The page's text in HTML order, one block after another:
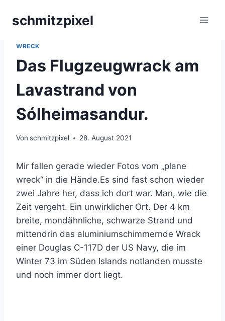
Inhaltschmitzpixel
WRECK
Das Flugzeugwrack am
Lavastrand von
Sólheimasandur.
Von schmitzpixel 28. August 2021
Mir fallen gerade wieder Fotos vom „plane
wreck“ in die Hände.Es sind fast schon wieder
zwei Jahre her, dass ich dort war. Man, wie die
Zeit vergeht. Ein unwirklicher Ort. Der 4 km
breite, mondähnliche, schwarze Strand und
mittendrin das aluminiumschimmernde Wrack
einer Douglas C-117D der US Navy, die im
Winter 73 im Süden Islands notlanden musste
und noch immer dort liegt.